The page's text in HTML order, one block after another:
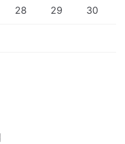
28 29 30